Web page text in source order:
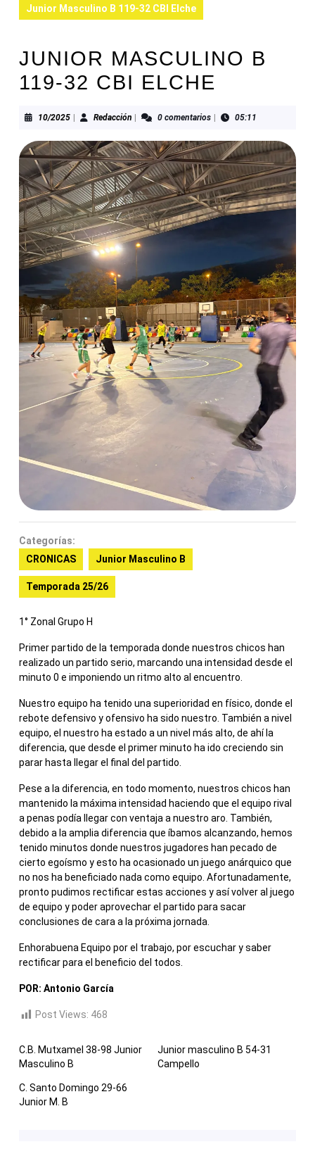
Junior Masculino B 119-32 CBI Elche
JUNIOR MASCULINO B
119-32 CBI ELCHE
10/202510/2025RedacciónRedacción0 comentarios 05:11
Categorías:
CRONICAS
Junior Masculino B
Temporada 25/26
1° Zonal Grupo H
Primer partido de la temporada donde nuestros chicos han
realizado un partido serio, marcando una intensidad desde el
minuto 0 e imponiendo un ritmo alto al encuentro.
Nuestro equipo ha tenido una superioridad en físico, donde el
rebote defensivo y ofensivo ha sido nuestro. También a nivel
equipo, el nuestro ha estado a un nivel más alto, de ahí la
diferencia, que desde el primer minuto ha ido creciendo sin
parar hasta llegar el final del partido.
Pese a la diferencia, en todo momento, nuestros chicos han
mantenido la máxima intensidad haciendo que el equipo rival
a penas podía llegar con ventaja a nuestro aro. También,
debido a la amplia diferencia que íbamos alcanzando, hemos
tenido minutos donde nuestros jugadores han pecado de
cierto egoísmo y esto ha ocasionado un juego anárquico que
no nos ha beneficiado nada como equipo. Afortunadamente,
pronto pudimos rectificar estas acciones y así volver al juego
de equipo y poder aprovechar el partido para sacar
conclusiones de cara a la próxima jornada.
Enhorabuena Equipo por el trabajo, por escuchar y saber
rectificar para el beneficio del todos.
POR: Antonio García
Post Views: 468
C.B. Mutxamel 38-98 Junior
Masculino B
Junior masculino B 54-31
Campello
C. Santo Domingo 29-66
Junior M. B